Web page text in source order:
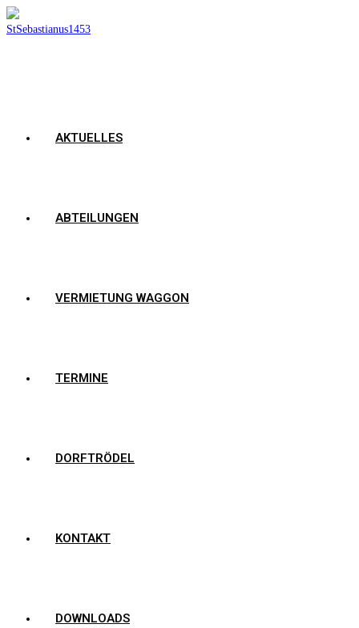
AKTUELLES
ABTEILUNGEN
VERMIETUNG WAGGON
TERMINE
DORFTRÖDEL
KONTAKT
DOWNLOADS